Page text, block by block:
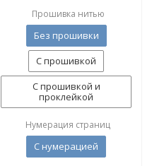
Прошивка нитью
Без прошивки
С прошивкой
С прошивкой и
проклейкой
Нумерация страниц
С нумерацией